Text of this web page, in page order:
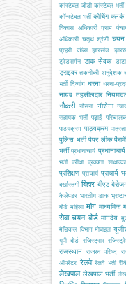
कांस्टेबल जीडी कांस्टेबल भर्ती
कॉन्स्टेबल भर्ती कोचिंग क्लर्क
विकास अधिकारी ग्राम
अधिकारी चतुर्थ श्रेणी चयन
प्रहरी
जॉब्स झारखंड
ट्रेडसमैन डाक सेवक
ड्राइवर तकनीकी अनुदेशक
भर्ती दिव्यांग धरना धरना-
नायब तहसीलदार
नौकरी नौसना नौसेना
सहायक भर्ती पढ़ाई
पाठयक्रम पाठ्यक्रम पात्रता
पुलिस भर्ती पेपर लीक
भर्ती प्रधानाचार्य
भर्ती परीक्षा
प्रवक्ता
प्रशिक्षण प्राचार्य प्राचार्य
बर्खास्तगी बिहार बीएड
कैलेण्डर भारतीय डाक
बोर्ड महिला मांग माध्यमिक
सेवा चयन बोर्ड मानदेय
मेडिकल विभाग मोबाइल
यूपी बोर्ड रजिस्ट्रार
राजस्थान राजस्व परिषद
ऑपरेटर रेलवे रेलवे भर्ती
लेखपाल लेखपाल भर्ती